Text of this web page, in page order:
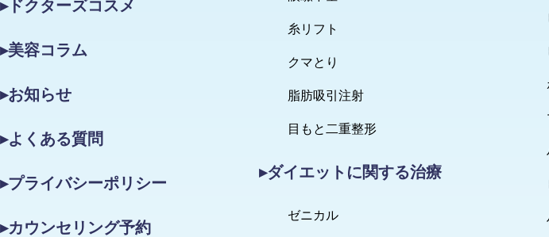
▸ドクターズコスメ
▸美容コラム
▸お知らせ
▸よくある質問
▸プライバシーポリシー
▸カウンセリング予約
糸リフト
クマとり
脂肪吸引注射
目もと二重整形
▸ダイエットに関する治療
ゼニカル